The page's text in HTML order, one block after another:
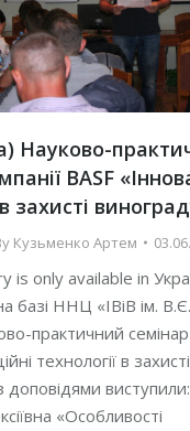
Науково-
BASF
захисті
Кузьменко Артем
is only available in
базі ННЦ «ІВіВ ім.
практичний семінар
технології в захисті
доповідями
«Особливості